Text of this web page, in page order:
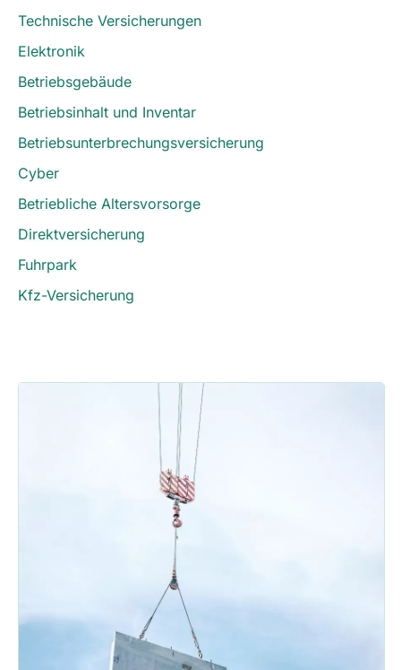
Technische Versicherungen
Elektronik
Betriebsgebäude
Betriebsinhalt und Inventar
Betriebsunterbrechungsversicherung
Cyber
Betriebliche Altersvorsorge
Direktversicherung
Fuhrpark
Kfz-Versicherung